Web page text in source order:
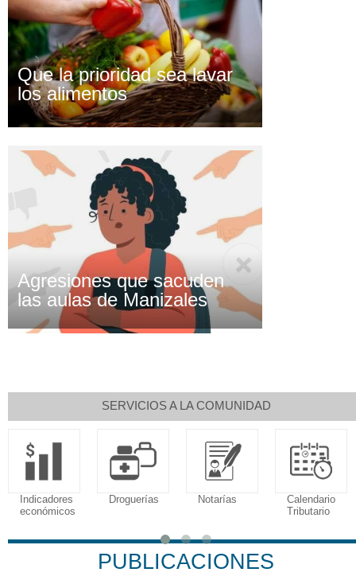
Que la prioridad sea lavar
los alimentos
Agresiones que sacuden
las aulas de Manizales
SERVICIOS A LA COMUNIDAD
Indicadores
económicos
Droguerías Notarías
Calendario
Tributario
PUBLICACIONES